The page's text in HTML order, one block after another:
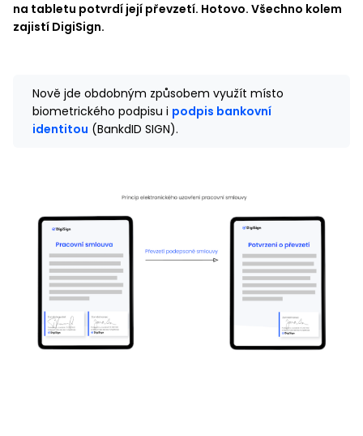
na tabletu potvrdí její převzetí. Hotovo. Všechno kolem
zajistí DigiSign.
Nově jde obdobným způsobem využít místo
biometrického podpisu i podpis bankovní
identitou (BankdID SIGN).